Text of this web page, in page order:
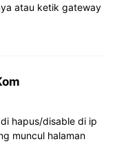
atau ketik gateway
hapus/disable di ip
muncul halaman